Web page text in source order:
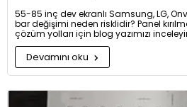
55-85 inç dev ekranlı Samsung, LG,
bar değişimi neden risklidir? Panel
çözüm yolları için blog yazımızı
Devamını oku